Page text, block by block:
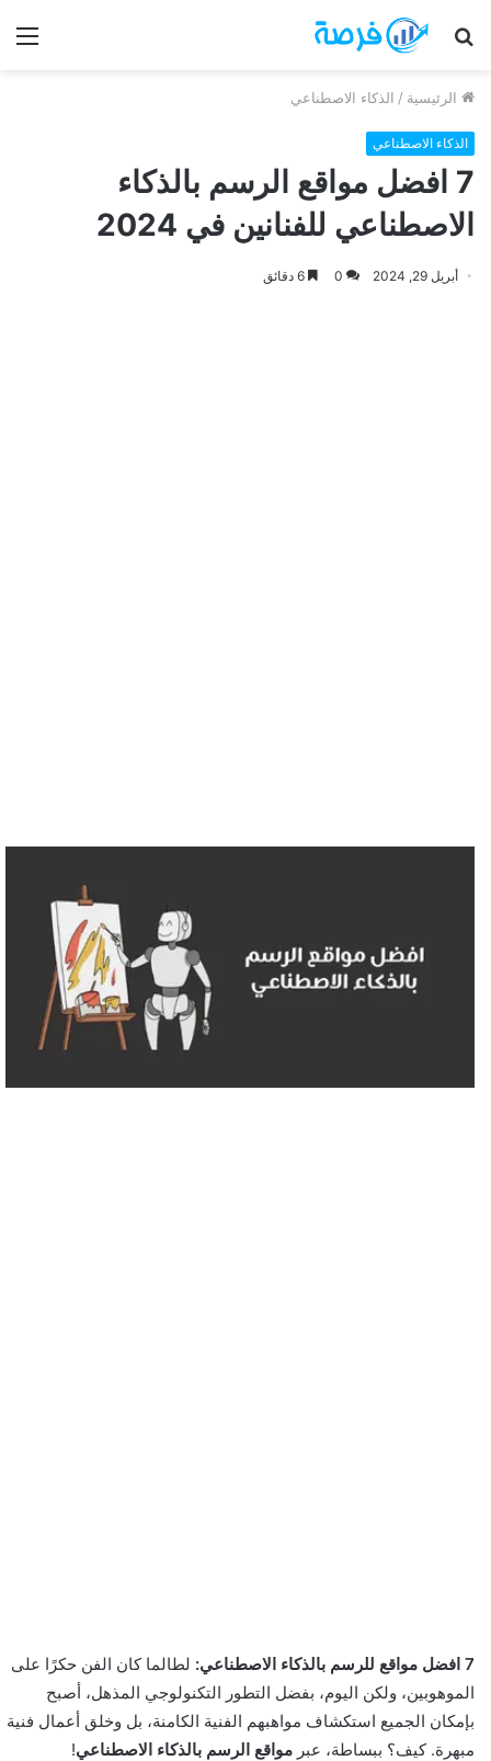
بحث
الرئيسية / الذكاء الاصطناعي
الذكاء الاصطناعي
7 افضل مواقع الرسم بالذكاء
الاصطناعي للفنانين في 2024
أبريل 29, 2024 0
7 افضل مواقع للرسم بالذكاء الاصطناعي:
لطالما كان الفن حكرًا على
الموهوبين، ولكن اليوم، بفضل التطور التكنولوجي المذهل، أصبح
بإمكان الجميع استكشاف مواهبهم الفنية الكامنة، بل وخلق أعمال فنية
مبهرة. كيف؟ ببساطة، عبر مواقع الرسم بالذكاء الاصطناعي!